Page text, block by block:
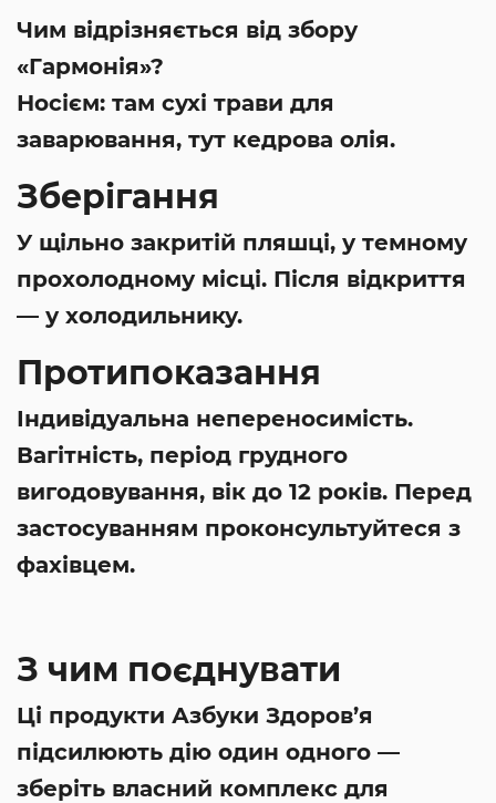
Чим відрізняється від збору
«Гармонія»?
Носієм: там сухі трави для
заварювання, тут кедрова олія.
Зберігання
У щільно закритій пляшці, у темному
прохолодному місці. Після відкриття
— у холодильнику.
Протипоказання
Індивідуальна непереносимість.
Вагітність, період грудного
вигодовування, вік до 12 років. Перед
застосуванням проконсультуйтеся з
фахівцем.
З чим поєднувати
Ці продукти Азбуки Здоров’я
підсилюють дію один одного —
зберіть власний комплекс для